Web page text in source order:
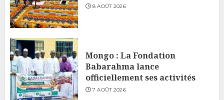
8 AOÛT 2026
Mongo : La Fondation
Babarahma lance
officiellement ses activités
7 AOÛT 2026